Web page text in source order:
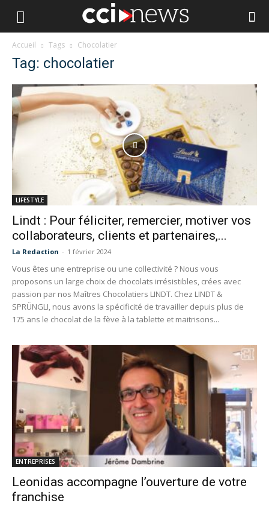
Accueil Tags Chocolatier
Tag: chocolatier
LIFESTYLE
Lindt : Pour féliciter, remercier, motiver vos
collaborateurs, clients et partenaires,...
La Redaction - 1 février 2024
Vous êtes une entreprise ou une collectivité ? Nous vous
proposons un large choix de chocolats irrésistibles, crées avec
passion par nos Maîtres Chocolatiers LINDT. Chez LINDT &
SPRÜNGLI, nous avons la spécificité de travailler depuis plus de
175 ans le chocolat de la fève à la tablette et maitrisons...
ENTREPRISES
Leonidas accompagne l’ouverture de votre
franchise